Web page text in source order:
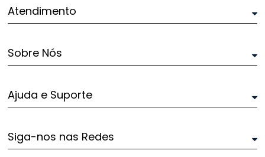
Atendimento
Sobre Nós
Ajuda e Suporte
Siga-nos nas Redes